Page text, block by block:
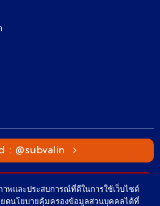
: @subvalin
086-3696475
าพและประสบการณ์ที่ดีในการใช้เว็บไซต์
ยดนโยบายคุ้มครองข้อมูลส่วนบุคคลได้ที่